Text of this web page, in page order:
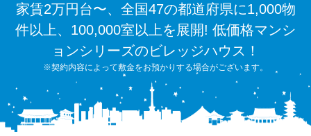
家賃2万円台〜、全国47の都道府県に1,000物
件以上、100,000室以上を展開! 低価格マンシ
ョンシリーズのビレッジハウス！
※契約内容によって敷金をお預かりする場合がございます。